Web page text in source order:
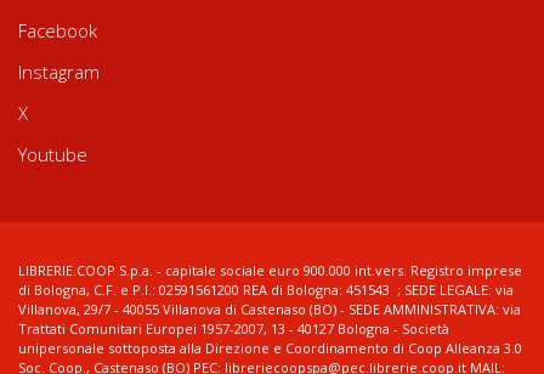
Facebook
Instagram
X
Youtube
LIBRERIE.COOP S.p.a. - capitale sociale euro 900.000 int.vers. Registro imprese
di Bologna, C.F. e P.I.: 02591561200 REA di Bologna: 451543 ; SEDE LEGALE: via
Villanova, 29/7 - 40055 Villanova di Castenaso (BO) - SEDE AMMINISTRATIVA: via
Trattati Comunitari Europei 1957-2007, 13 - 40127 Bologna - Società
unipersonale sottoposta alla Direzione e Coordinamento di Coop Alleanza 3.0
Soc. Coop., Castenaso (BO) PEC: libreriecoopspa@pec.librerie.coop.it MAIL: